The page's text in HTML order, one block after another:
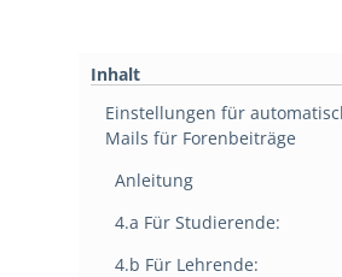
Inhalt
Einstellungen für
Mails für Forenbeiträge
Anleitung
4.a Für Studierende:
4.b Für Lehrende: